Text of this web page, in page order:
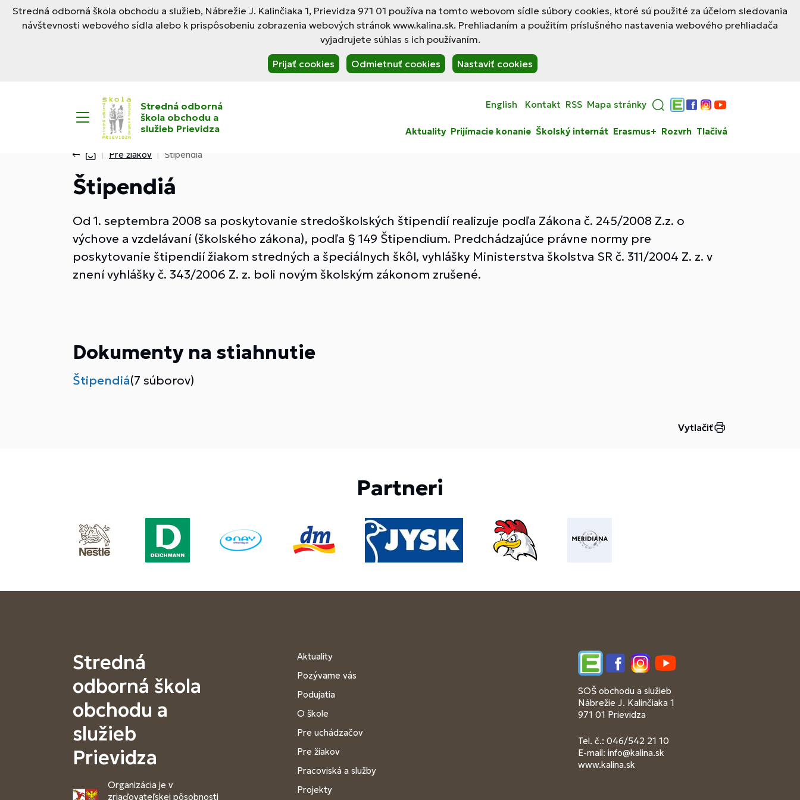
Stredná odborná škola obchodu a služieb, Nábrežie J. Kalinčiaka 1, Prievidza 971 01 používa na tomto webovom sídle súbory cookies, ktoré sú použité za účelom sledovania
návštevnosti webového sídla alebo k prispôsobeniu zobrazenia webových stránok www.kalina.sk. Prehliadaním a použitím príslušného nastavenia webového prehliadača
vyjadrujete súhlas s ich používaním.
Prijať cookies Odmietnuť cookies Nastaviť cookies
Stredná odborná
škola obchodu a
služieb Prievidza
English Kontakt RSS Mapa stránky
Edupage
Facebook
Instagram
YouTube
Aktuality Prijímacie konanie Školský internát Erasmus+ Rozvrh Tlačivá
Pre žiakov Štipendiá
Štipendiá
Od 1. septembra 2008 sa poskytovanie stredoškolských štipendií realizuje podľa Zákona č. 245/2008 Z.z. o
výchove a vzdelávaní (školského zákona), podľa § 149 Štipendium. Predchádzajúce právne normy pre
poskytovanie štipendií žiakom stredných a špeciálnych škôl, vyhlášky Ministerstva školstva SR č. 311/2004 Z. z. v
znení vyhlášky č. 343/2006 Z. z. boli novým školským zákonom zrušené.
Dokumenty na stiahnutie
Štipendiá(7 súborov)
Vytlačiť
Partneri
Stredná
odborná škola
obchodu a
služieb
Prievidza
Organizácia je v
zriaďovateľskej pôsobnosti
Aktuality
Pozývame vás
Podujatia
O škole
Pre uchádzačov
Pre žiakov
Pracoviská a služby
Projekty
EdupageFacebookInstagramYouTube
SOŠ obchodu a služieb
Nábrežie J. Kalinčiaka 1
971 01 Prievidza
Tel. č.: 046/542 21 10
E-mail: info@kalina.sk
www.kalina.sk